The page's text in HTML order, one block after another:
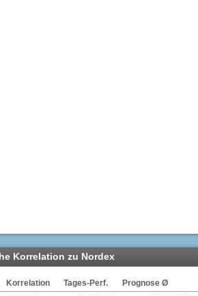
Korrelation zu Nordex
Korrelation Tages-Perf.
Prognose Ø